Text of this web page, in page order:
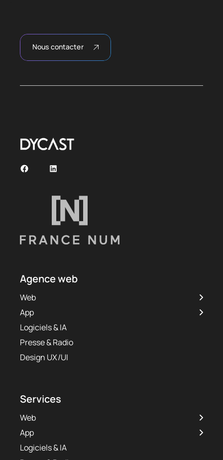
Nous contacter
FacebookLinkedIn
Agence web
Web
App
Logiciels & IA
Presse & Radio
Design UX/UI
Services
Web
App
Logiciels & IA